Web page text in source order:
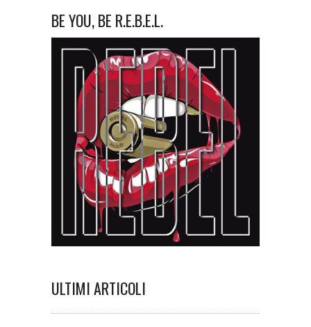
BE YOU, BE R.E.B.E.L.
ULTIMI ARTICOLI